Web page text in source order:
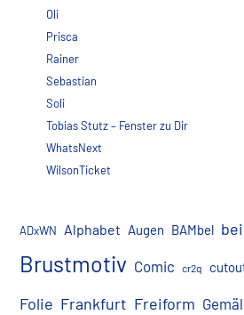
Oli
Prisca
Rainer
Sebastian
Soli
Tobias Stutz – Fenster zu Dir
WhatsNext
WilsonTicket
ADxWN Alphabet Augen BAMbel
Brustmotiv Comic cr2q
Folie Frankfurt Freiform